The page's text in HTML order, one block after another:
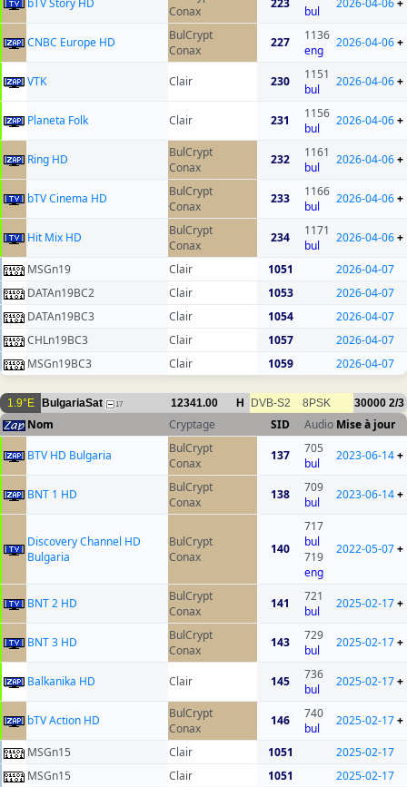
bTV Story HD
Conax
223
bul
2026-04-06+
CNBC Europe HD
BulCrypt
Conax
227
1136
eng
2026-04-06+
VTK Clair 230
1151
bul
2026-04-06+
Planeta Folk Clair 231
1156
bul
2026-04-06+
Ring HD
BulCrypt
Conax
232
1161
bul
2026-04-06+
bTV Cinema HD
BulCrypt
Conax
233
1166
bul
2026-04-06+
Hit Mix HD
BulCrypt
Conax
234
1171
bul
2026-04-06+
MSGn19 Clair 1051
2026-04-07
DATAn19BC2
Clair 1053
2026-04-07
DATAn19BC3
Clair 1054
2026-04-07
CHLn19BC3
Clair 1057
2026-04-07
MSGn19BC3
Clair 1059 2026-04-07
1.9°E BulgariaSat 17 12341.00 H DVB-S2 8PSK 30000 2/3
Nom Cryptage SID Audio Mise à jour
BTV HD Bulgaria
BulCrypt
Conax
137
705
bul
2023-06-14+
BNT 1 HD
BulCrypt
Conax
138
709
bul
2023-06-14+
Discovery Channel HD
Bulgaria
BulCrypt
Conax
140
717
bul
719
eng
2022-05-07+
BNT 2 HD
BulCrypt
Conax
141
721
bul
2025-02-17+
BNT 3 HD
BulCrypt
Conax
143
729
bul
2025-02-17+
Balkanika HD Clair 145
736
bul
2025-02-17+
bTV Action HD
BulCrypt
Conax
146
740
bul
2025-02-17+
MSGn15 Clair 1051
2025-02-17
MSGn15
Clair 1051
2025-02-17